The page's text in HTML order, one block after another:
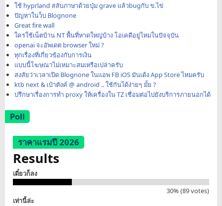
ใช้ hyprland สลับภาษาด้วยปุ่ม grave แล้วbugกับ ข.ไข่
ปัญหาในว็บ Blognone
Great fire wall
ใครใช้เน็ตบ้าน NT พื้นที่หาดใหญ่บ้าง โอเคดีอยู่ไหมในปัจจุบัน
openai จะอัพเดต browser ใหม่ ?
ทุกเรื่องที่เกี่ยวข้องกับการเงิน
แบบนี้โฆษณาไม่เหมาะสมเหรือเปล่าครับ
สงสัยว่าเวลาเปิด Blognone ในแอพ FB iOS มันเด้ง App Store ไหมครับ
ktb next & เป๋าตังค์ @ android .. ใช้กันได้ง่ายๆ มั้ย ?
ปรึกษาเรื่องการทำ proxy ให้เครื่องใน TZ เชื่อมต่อไปยังบริการภายนอกได้
Poll
ราคาแรมปี 2026
Results
เดี๋ยวก็ลง
30% (89 votes)
เท่านี้ล่ะ